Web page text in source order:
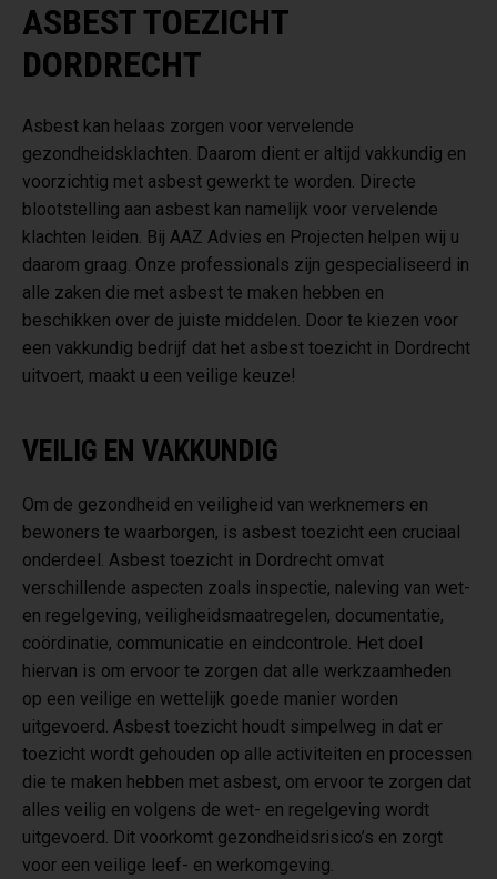
ASBEST TOEZICHT
DORDRECHT
Asbest kan helaas zorgen voor vervelende
gezondheidsklachten. Daarom dient er altijd vakkundig en
voorzichtig met asbest gewerkt te worden. Directe
blootstelling aan asbest kan namelijk voor vervelende
klachten leiden. Bij AAZ Advies en Projecten helpen wij u
daarom graag. Onze professionals zijn gespecialiseerd in
alle zaken die met asbest te maken hebben en
beschikken over de juiste middelen. Door te kiezen voor
een vakkundig bedrijf dat het asbest toezicht in Dordrecht
uitvoert, maakt u een veilige keuze!
VEILIG EN VAKKUNDIG
Om de gezondheid en veiligheid van werknemers en
bewoners te waarborgen, is asbest toezicht een cruciaal
onderdeel. Asbest toezicht in Dordrecht omvat
verschillende aspecten zoals inspectie, naleving van wet-
en regelgeving, veiligheidsmaatregelen, documentatie,
coördinatie, communicatie en eindcontrole. Het doel
hiervan is om ervoor te zorgen dat alle werkzaamheden
op een veilige en wettelijk goede manier worden
uitgevoerd. Asbest toezicht houdt simpelweg in dat er
toezicht wordt gehouden op alle activiteiten en processen
die te maken hebben met asbest, om ervoor te zorgen dat
alles veilig en volgens de wet- en regelgeving wordt
uitgevoerd. Dit voorkomt gezondheidsrisico’s en zorgt
voor een veilige leef- en werkomgeving.